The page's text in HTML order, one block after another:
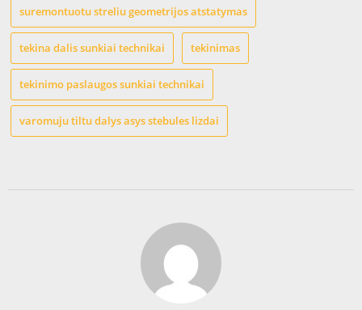
suremontuotu streliu geometrijos atstatymas
tekina dalis sunkiai technikai tekinimas
tekinimo paslaugos sunkiai technikai
varomuju tiltu dalys asys stebules lizdai